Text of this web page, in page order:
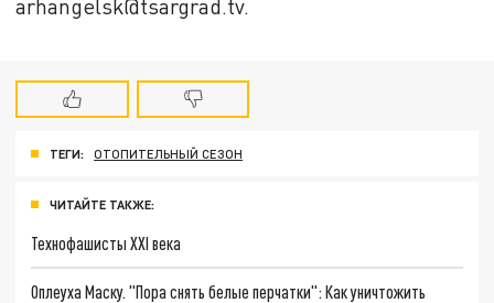
arhangelsk@tsargrad.tv.
ТЕГИ: ОТОПИТЕЛЬНЫЙ СЕЗОН
ЧИТАЙТЕ ТАКЖЕ:
Технофашисты XXI века
Оплеуха Маску. "Пора снять белые перчатки": Как уничтожить